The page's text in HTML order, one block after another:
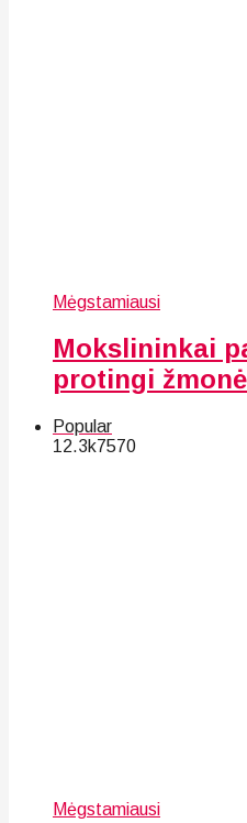
Mėgstamiausi
Mokslininkai
protingi
Popular
12.3k7570
Mėgstamiausi